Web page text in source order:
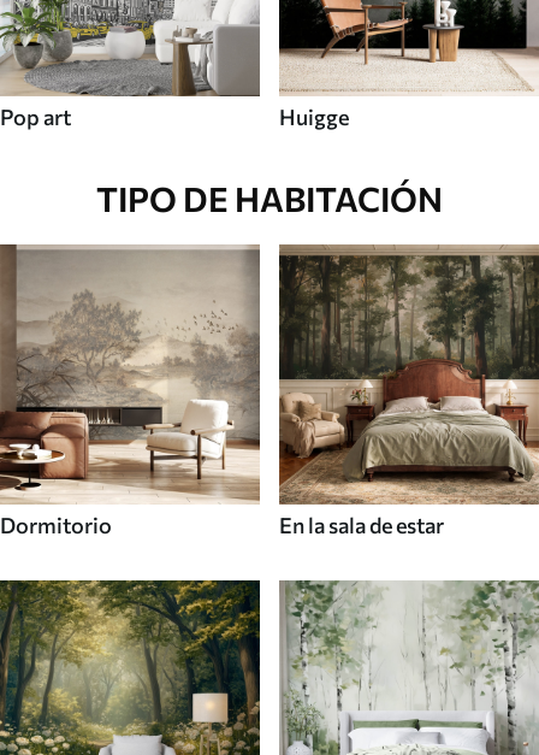
Pop art Huigge
TIPO DE HABITACIÓN
Dormitorio En la sala de estar